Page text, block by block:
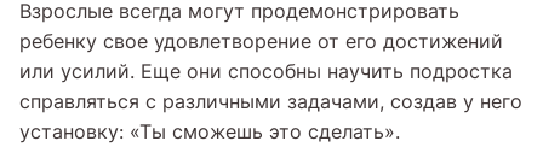
Взрослые всегда могут продемонстрировать
ребенку свое удовлетворение от его достижений
или усилий. Еще они способны научить подростка
справляться с различными задачами, создав у него
установку: «Ты сможешь это сделать».